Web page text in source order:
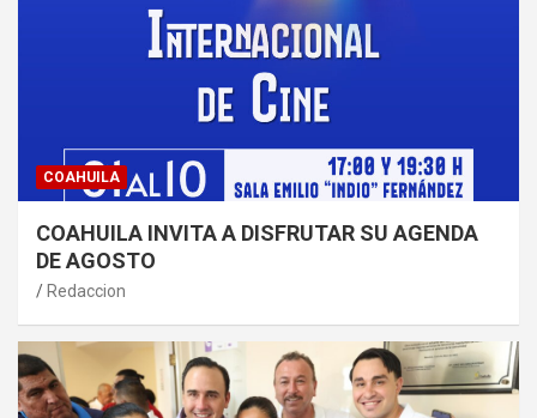
COAHUILA
COAHUILA INVITA A DISFRUTAR SU AGENDA
DE AGOSTO
Redaccion